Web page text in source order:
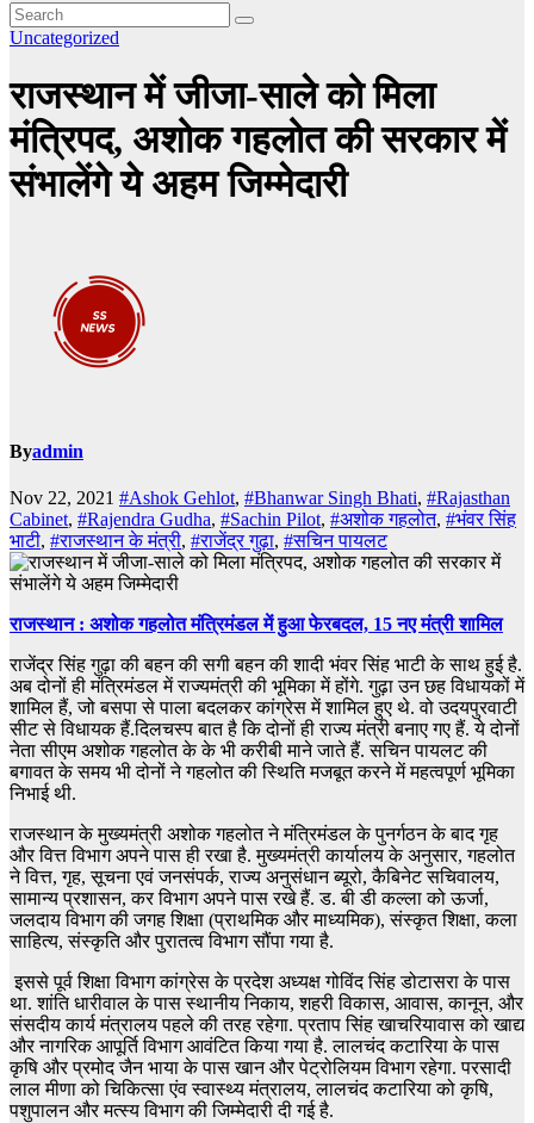
Uncategorized
राजस्थान में जीजा-साले को मिला
मंत्रिपद, अशोक गहलोत की सरकार में
संभालेंगे ये अहम जिम्मेदारी
Byadmin
Nov 22, 2021 #Ashok Gehlot, #Bhanwar Singh Bhati, #Rajasthan
Cabinet, #Rajendra Gudha, #Sachin Pilot, #अशोक गहलोत, #भंवर सिंह
भाटी, #राजस्थान के मंत्री, #राजेंद्र गुढ़ा, #सचिन पायलट
राजस्‍थान : अशोक गहलोत मंत्रिमंडल में हुआ फेरबदल, 15 नए मंत्री शामिल
राजेंद्र सिंह गुढ़ा की बहन की सगी बहन की शादी भंवर सिंह भाटी के साथ हुई है.
अब दोनों ही मंत्रिमंडल में राज्यमंत्री की भूमिका में होंगे. गुढ़ा उन छह विधायकों में
शामिल हैं, जो बसपा से पाला बदलकर कांग्रेस में शामिल हुए थे. वो उदयपुरवाटी
सीट से विधायक हैं.दिलचस्प बात है कि दोनों ही राज्य मंत्री बनाए गए हैं. ये दोनों
नेता सीएम अशोक गहलोत के के भी करीबी माने जाते हैं. सचिन पायलट की
बगावत के समय भी दोनों ने गहलोत की स्थिति मजबूत करने में महत्वपूर्ण भूमिका
निभाई थी.
राजस्थान के मुख्यमंत्री अशोक गहलोत ने मंत्रिमंडल के पुनर्गठन के बाद गृह
और वित्त विभाग अपने पास ही रखा है. मुख्यमंत्री कार्यालय के अनुसार, गहलोत
ने वित्त, गृह, सूचना एवं जनसंपर्क, राज्य अनुसंधान ब्यूरो, कैबिनेट सचिवालय,
सामान्य प्रशासन, कर विभाग अपने पास रखे हैं. ड. बी डी कल्ला को ऊर्जा,
जलदाय विभाग की जगह शिक्षा (प्राथमिक और माध्यमिक), संस्कृत शिक्षा, कला
साहित्य, संस्कृति और पुरातत्व विभाग सौंपा गया है.
इससे पूर्व शिक्षा विभाग कांग्रेस के प्रदेश अध्यक्ष गोविंद सिंह डोटासरा के पास
था. शांति धारीवाल के पास स्थानीय निकाय, शहरी विकास, आवास, कानून, और
संसदीय कार्य मंत्रालय पहले की तरह रहेगा. प्रताप सिंह खाचरियावास को खाद्य
और नागरिक आपूर्ति विभाग आवंटित किया गया है. लालचंद कटारिया के पास
कृषि और प्रमोद जैन भाया के पास खान और पेट्रोलियम विभाग रहेगा. परसादी
लाल मीणा को चिकित्सा एंव स्वास्थ्य मंत्रालय, लालचंद कटारिया को कृषि,
पशुपालन और मत्स्य विभाग की जिम्मेदारी दी गई है.